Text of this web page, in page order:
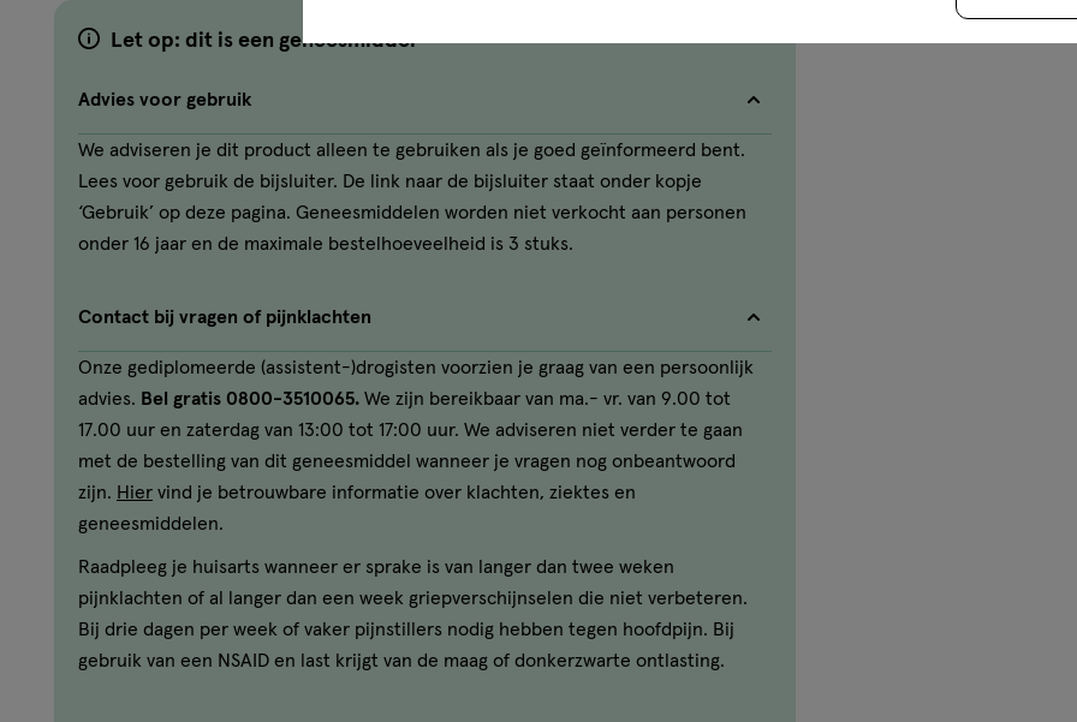
Let op: dit is een geneesmiddel
Advies voor gebruik
We adviseren je dit product alleen te gebruiken als je goed geïnformeerd bent.
Lees voor gebruik de bijsluiter. De link naar de bijsluiter staat onder kopje
‘Gebruik’ op deze pagina. Geneesmiddelen worden niet verkocht aan personen
onder 16 jaar en de maximale bestelhoeveelheid is 3 stuks.
Contact bij vragen of pijnklachten
Onze gediplomeerde (assistent-)drogisten voorzien je graag van een persoonlijk
advies. Bel gratis 0800-3510065. We zijn bereikbaar van ma.- vr. van 9.00 tot
17.00 uur en zaterdag van 13:00 tot 17:00 uur. We adviseren niet verder te gaan
met de bestelling van dit geneesmiddel wanneer je vragen nog onbeantwoord
zijn. Hier vind je betrouwbare informatie over klachten, ziektes en
geneesmiddelen.
Raadpleeg je huisarts wanneer er sprake is van langer dan twee weken
pijnklachten of al langer dan een week griepverschijnselen die niet verbeteren.
Bij drie dagen per week of vaker pijnstillers nodig hebben tegen hoofdpijn. Bij
gebruik van een NSAID en last krijgt van de maag of donkerzwarte ontlasting.